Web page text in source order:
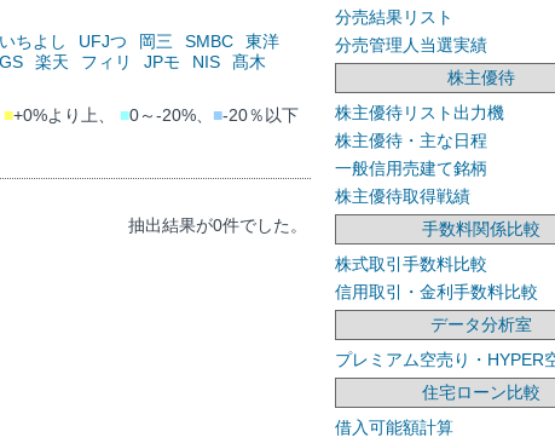
いちよし UFJつ 岡三 SMBC
東洋
GS 楽天 フィリ JPモ NIS
髙木
■+0%より上、 ■0～-20%、 ■-20％以下
抽出結果が0件でした。
分売結果リスト
分売管理人当選実績
株主優待
株主優待リスト出力機
株主優待・主な日程
一般信用売建て銘柄
株主優待取得戦績
手数料関係比較
株式取引手数料比較
信用取引・金利手数料比較
データ分析室
プレミアム空売り・HYPER
住宅ローン比較
借入可能額計算